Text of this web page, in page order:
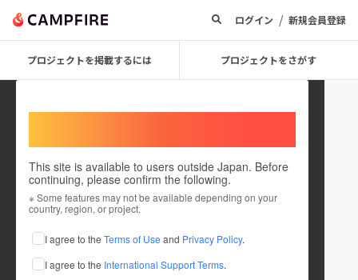
ログイン / 新規会員登録
プロジェクトを掲載するには プロジェクトをさがす
This site is available to users outside Japan. Before
continuing, please confirm the following.
※ Some features may not be available depending on your
country, region, or project.
I agree to the Terms of Use and Privacy Policy.
I agree to the International Support Terms.
Kento Sekine
これまでに34回支援して1件のプロジェクトを投稿しています
在住国：ガーナ